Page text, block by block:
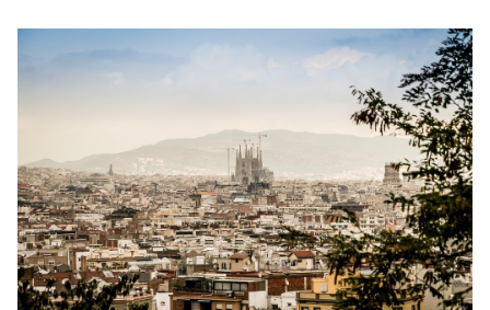
モデルプラン！安く行くなら1週間 (5泊7日) で26万円～
スペインの物価は？
【バルセロナ&マドリード】5泊7日(1週間)周遊旅行の費用
【バルセロナ&パリ】5泊7日(1週間)周遊旅行の費用
【バルセロナ&ローマ】5泊7日(1週間)周遊旅行の費用